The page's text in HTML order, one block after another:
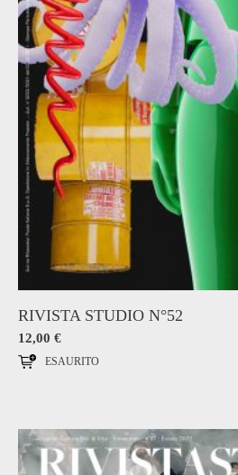
RIVISTA STUDIO N°52
12,00 €
ESAURITO